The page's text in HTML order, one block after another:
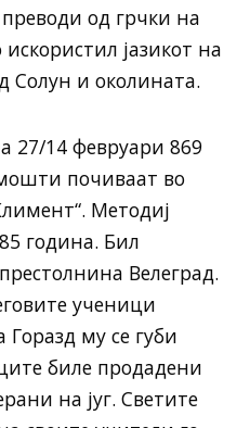
од грчки на
јазикот на
Солун и околината.
27/14 февруари 869
почиваат во
Методиј
година. Бил
Велеград.
ученици
му се губи
биле продадени
на југ. Светите